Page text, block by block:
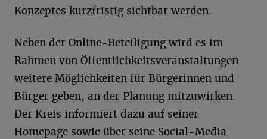
Konzeptes kurzfristig sichtbar werden.
Neben der Online-Beteiligung wird es im
Rahmen von Öffentlichkeitsveranstaltungen
weitere Möglichkeiten für Bürgerinnen und
Bürger geben, an der Planung mitzuwirken.
Der Kreis informiert dazu auf seiner
Homepage sowie über seine Social-Media